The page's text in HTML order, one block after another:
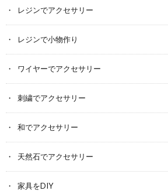
レジンでアクセサリー
レジンで小物作り
ワイヤーでアクセサリー
刺繍でアクセサリー
和でアクセサリー
天然石でアクセサリー
家具をDIY